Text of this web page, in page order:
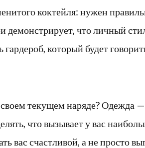
коктейля: нужен
демонстрирует, что личный
который будет
текущем наряде? Одежда
что вызывает у вас
вас счастливой, а не просто